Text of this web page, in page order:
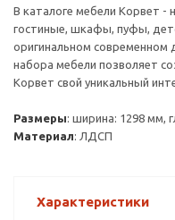
В каталоге мебели Корвет -
гостиные, шкафы, пуфы,
оригинальном современном
набора мебели позволяет
Корвет свой уникальный
Размеры: ширина: 1298 мм,
Материал: ЛДСП
Характеристики